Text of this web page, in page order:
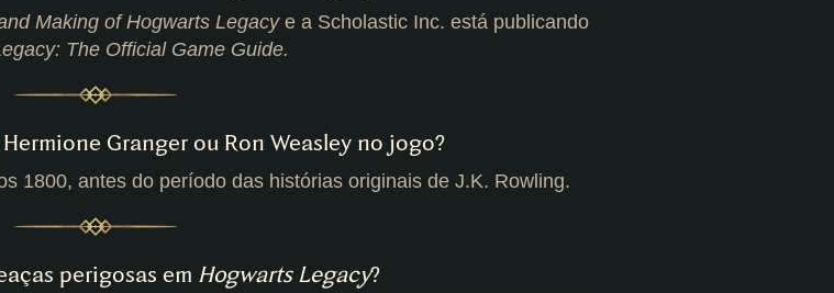
Making of Hogwarts Legacye a Scholastic Inc. está publicando
The Official Game Guide.
Granger ou Ron Weasley no jogo?
1800, antes do período das histórias originais de J.K. Rowling.
perigosas em Hogwarts Legacy?